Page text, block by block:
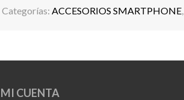
Categorías: ACCESORIOS SMARTPHONE,
MI CUENTA